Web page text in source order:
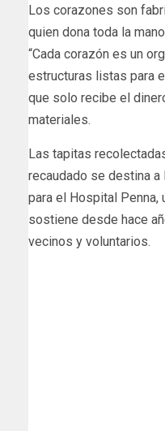
Los corazones son
quien dona toda la
“Cada corazón es un
estructuras listas para
que solo recibe el
materiales.
Las tapitas
recaudado se destina
para el Hospital Penna,
sostiene desde hace
vecinos y voluntarios.